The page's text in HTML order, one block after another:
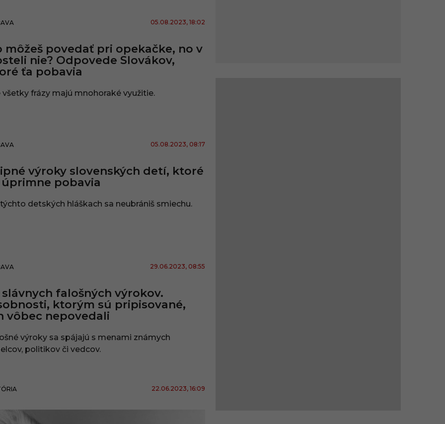
05.08.2023, 18:02
môžeš povedať pri opekačke, no v
nie? Odpovede Slovákov,
ťa pobavia
všetky frázy majú mnohoraké využitie.
05.08.2023, 08:17
výroky slovenských detí, ktoré
pobavia
týchto detských hláškach sa neubrániš smiechu.
29.06.2023, 08:55
slávnych falošných výrokov.
ktorým sú pripisované,
vôbec nepovedali
výroky sa spájajú s menami známych
politikov či vedcov.
22.06.2023, 16:09